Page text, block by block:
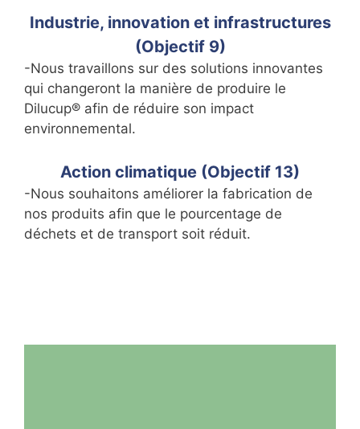
Industrie, innovation et infrastructures
(Objectif 9)
-Nous travaillons sur des solutions innovantes
qui changeront la manière de produire le
Dilucup® afin de réduire son impact
environnemental.
Action climatique (Objectif 13)
-Nous souhaitons améliorer la fabrication de
nos produits afin que le pourcentage de
déchets et de transport soit réduit.